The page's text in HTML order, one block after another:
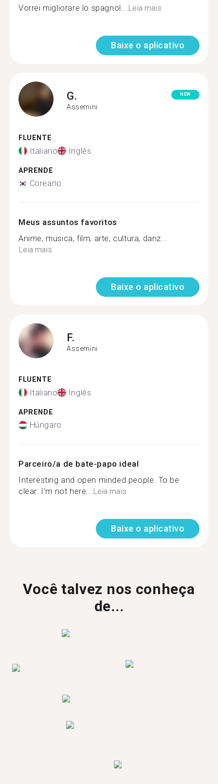
Vorrei migliorare lo spagnol...Leia mais
Baixe o aplicativo
G.
Assemini
NEW
FLUENTE
Italiano Inglês
APRENDE
Coreano
Meus assuntos favoritos
Anime, musica, film, arte, cultura, danz...
Leia mais
Baixe o aplicativo
F.
Assemini
FLUENTE
Italiano Inglês
APRENDE
Húngaro
Parceiro/a de bate-papo ideal
Interesting and open minded people. To be
clear: I’m not here...Leia mais
Baixe o aplicativo
Você talvez nos conheça
de...